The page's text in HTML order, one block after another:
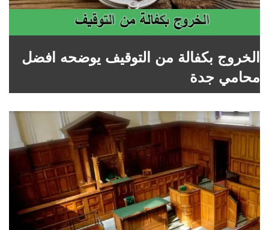
الخروج بكفالة من التوقيف يوضحه افضل
محامي جدة